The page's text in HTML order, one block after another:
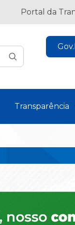
Portal da
Transparência